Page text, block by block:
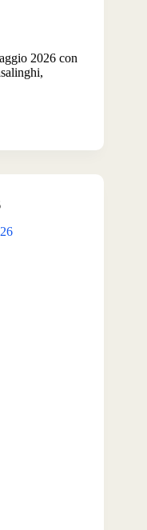
2026 con